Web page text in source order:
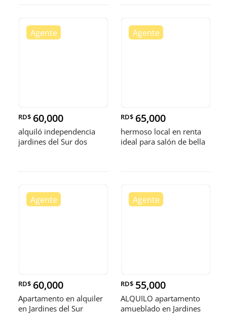
RD$ 60,000
alquiló independencia
jardines del Sur dos
RD$ 65,000
hermoso local en renta
ideal para salón de bella
RD$ 60,000
Apartamento en alquiler
en Jardines del Sur
RD$ 55,000
ALQUILO apartamento
amueblado en Jardines